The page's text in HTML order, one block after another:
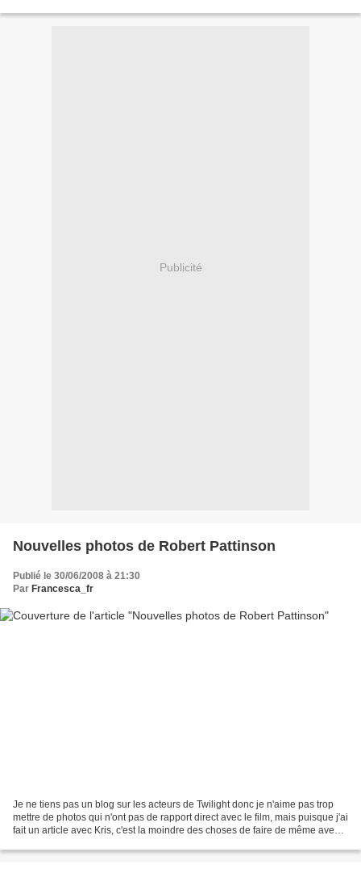
Publicité
Nouvelles photos de Robert Pattinson
Publié le 30/06/2008 à 21:30
Par Francesca_fr
Je ne tiens pas un blog sur les acteurs de Twilight donc je n'aime pas trop
mettre de photos qui n'ont pas de rapport direct avec le film, mais puisque j'ai
fait un article avec Kris, c'est la moindre des choses de faire de même avec